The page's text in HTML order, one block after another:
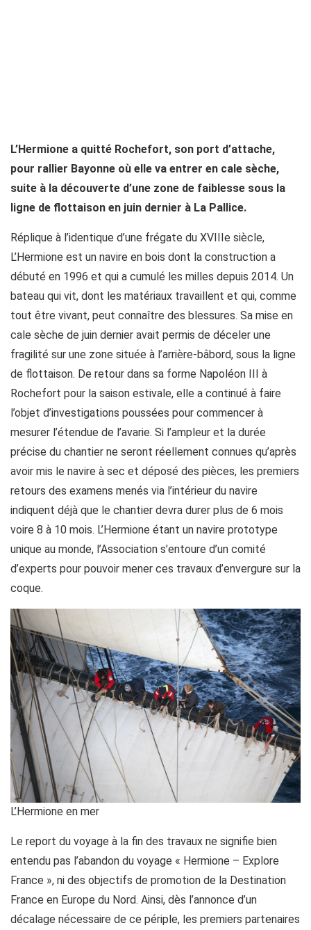
L’Hermione a quitté Rochefort, son port d’attache,
pour rallier Bayonne où elle va entrer en cale sèche,
suite à la découverte d’une zone de faiblesse sous la
ligne de flottaison en juin dernier à La Pallice.
Réplique à l’identique d’une frégate du XVIIIe siècle,
L’Hermione est un navire en bois dont la construction a
débuté en 1996 et qui a cumulé les milles depuis 2014. Un
bateau qui vit, dont les matériaux travaillent et qui, comme
tout être vivant, peut connaître des blessures. Sa mise en
cale sèche de juin dernier avait permis de déceler une
fragilité sur une zone située à l’arrière-bâbord, sous la ligne
de flottaison. De retour dans sa forme Napoléon III à
Rochefort pour la saison estivale, elle a continué à faire
l’objet d’investigations poussées pour commencer à
mesurer l’étendue de l’avarie. Si l’ampleur et la durée
précise du chantier ne seront réellement connues qu’après
avoir mis le navire à sec et déposé des pièces, les premiers
retours des examens menés via l’intérieur du navire
indiquent déjà que le chantier devra durer plus de 6 mois
voire 8 à 10 mois. L’Hermione étant un navire prototype
unique au monde, l’Association s’entoure d’un comité
d’experts pour pouvoir mener ces travaux d’envergure sur la
coque.
L’Hermione en mer
Le report du voyage à la fin des travaux ne signifie bien
entendu pas l’abandon du voyage « Hermione – Explore
France », ni des objectifs de promotion de la Destination
France en Europe du Nord. Ainsi, dès l’annonce d’un
décalage nécessaire de ce périple, les premiers partenaires